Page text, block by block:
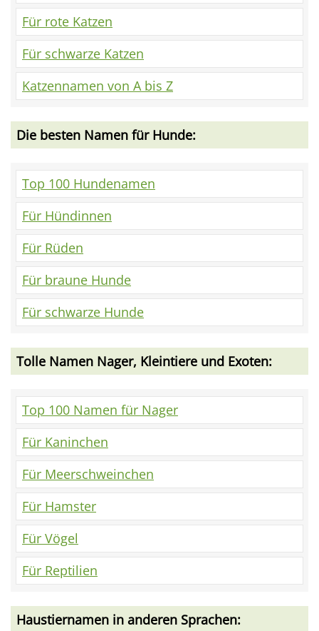
Für rote Katzen
Für schwarze Katzen
Katzennamen von A bis Z
Die besten Namen für Hunde:
Top 100 Hundenamen
Für Hündinnen
Für Rüden
Für braune Hunde
Für schwarze Hunde
Tolle Namen Nager, Kleintiere und Exoten:
Top 100 Namen für Nager
Für Kaninchen
Für Meerschweinchen
Für Hamster
Für Vögel
Für Reptilien
Haustiernamen in anderen Sprachen: